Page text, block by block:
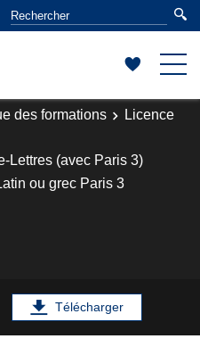
des formations
Licence
Lettres (avec Paris 3)
ou grec Paris 3
Télécharger